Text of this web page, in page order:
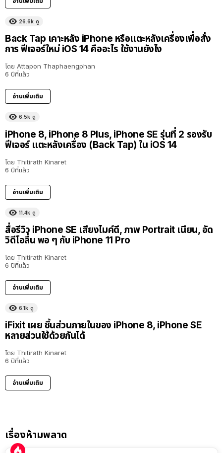
26.6k ดู
Back Tap เคาะหลัง iPhone หรือแตะหลังเครื่องเพื่อสั่ง
การ ฟีเจอร์ใหม่ iOS 14 คืออะไร ใช้งานยังไง
โดย Attapon Thaphaengphan
6 ปีที่แล้ว
อ่านเพิ่มเติม
6.5k ดู
iPhone 8, iPhone 8 Plus, iPhone SE รุ่นที่ 2 รองรับ
ฟีเจอร์ แตะหลังเครื่อง (Back Tap) ใน iOS 14
โดย Thitirath Kinaret
6 ปีที่แล้ว
อ่านเพิ่มเติม
11.4k ดู
สื่อรีวิว iPhone SE เสียงไมค์ดี, ภาพ Portrait เนียน, อัด
วิดีโอลื่น พอ ๆ กับ iPhone 11 Pro
โดย Thitirath Kinaret
6 ปีที่แล้ว
อ่านเพิ่มเติม
6.1k ดู
iFixit เผย ชิ้นส่วนภายในของ iPhone 8, iPhone SE
หลายส่วนใช้ด้วยกันได้
โดย Thitirath Kinaret
6 ปีที่แล้ว
อ่านเพิ่มเติม
เรื่องห้ามพลาด